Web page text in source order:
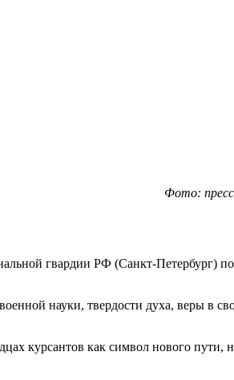
Фото:
гвардии РФ (Санкт-Петербург)
науки, твердости духа, веры в
курсантов как символ нового пути,